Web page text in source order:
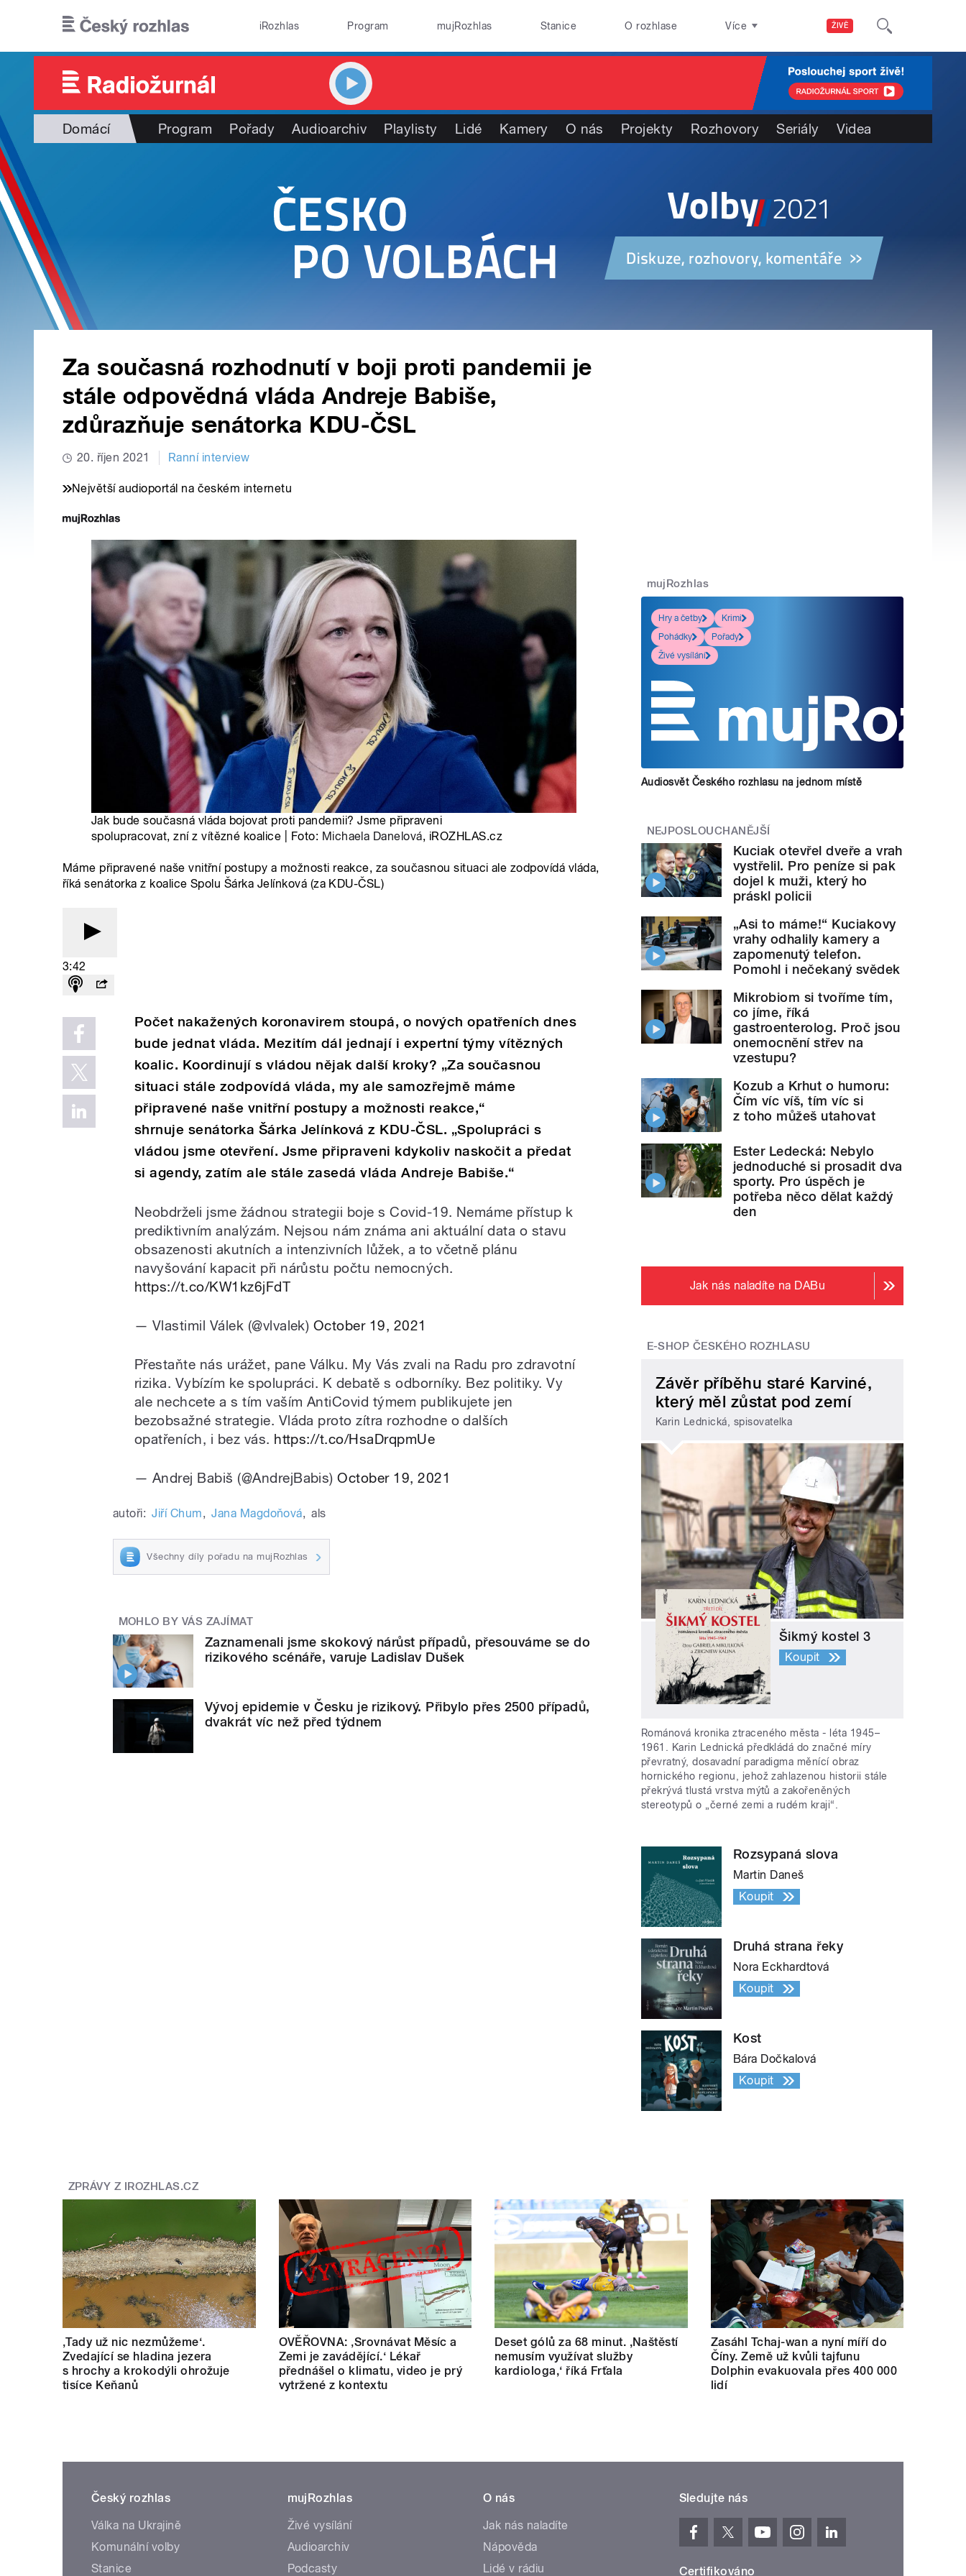
ŽIVĚ
iRozhlas Program mujRozhlas Stanice O rozhlase Více
Domácí Program Pořady Audioarchiv Playlisty Lidé Kamery O nás Projekty Rozhovory Seriály Videa
Za současná rozhodnutí v boji proti pandemii je
stále odpovědná vláda Andreje Babiše,
zdůrazňuje senátorka KDU-ČSL
20. říjen 2021 Ranní interview
Největší audioportál na českém internetu
Jak bude současná vláda bojovat proti pandemii? Jsme připraveni
spolupracovat, zní z vítězné koalice | Foto: Michaela Danelová, iROZHLAS.cz
Máme připravené naše vnitřní postupy a možnosti reakce, za současnou situaci ale zodpovídá vláda,
říká senátorka z koalice Spolu Šárka Jelínková (za KDU-ČSL)
3:42
Počet nakažených koronavirem stoupá, o nových opatřeních dnes
bude jednat vláda. Mezitím dál jednají i expertní týmy vítězných
koalic. Koordinují s vládou nějak další kroky? „Za současnou
situaci stále zodpovídá vláda, my ale samozřejmě máme
připravené naše vnitřní postupy a možnosti reakce,“
shrnuje senátorka Šárka Jelínková z KDU-ČSL. „Spolupráci s
vládou jsme otevření. Jsme připraveni kdykoliv naskočit a předat
si agendy, zatím ale stále zasedá vláda Andreje Babiše.“
Neobdrželi jsme žádnou strategii boje s Covid-19. Nemáme přístup k
prediktivním analýzám. Nejsou nám známa ani aktuální data o stavu
obsazenosti akutních a intenzivních lůžek, a to včetně plánu
navyšování kapacit při nárůstu počtu nemocných.
https://t.co/KW1kz6jFdT
— Vlastimil Válek (@vlvalek) October 19, 2021
Přestaňte nás urážet, pane Válku. My Vás zvali na Radu pro zdravotní
rizika. Vybízím ke spolupráci. K debatě s odborníky. Bez politiky. Vy
ale nechcete a s tím vaším AntiCovid týmem publikujete jen
bezobsažné strategie. Vláda proto zítra rozhodne o dalších
opatřeních, i bez vás. https://t.co/HsaDrqpmUe
— Andrej Babiš (@AndrejBabis)October 19, 2021
autoři: Jiří Chum, Jana Magdoňová, als
Všechny díly pořadu na mujRozhlas
MOHLO BY VÁS ZAJÍMAT
Zaznamenali jsme skokový nárůst případů, přesouváme se do
rizikového scénáře, varuje Ladislav Dušek
Vývoj epidemie v Česku je rizikový. Přibylo přes 2500 případů,
dvakrát víc než před týdnem
mujRozhlas
Hry a četby
Krimi
Pohádky
Pořady
Živé vysílání
Audiosvět Českého rozhlasu na jednom místě
NEJPOSLOUCHANĚJŠÍ
Kuciak otevřel dveře a vrah
vystřelil. Pro peníze si pak
dojel k muži, který ho
práskl policii
„Asi to máme!“ Kuciakovy
vrahy odhalily kamery a
zapomenutý telefon.
Pomohl i nečekaný svědek
Mikrobiom si tvoříme tím,
co jíme, říká
gastroenterolog. Proč jsou
onemocnění střev na
vzestupu?
Kozub a Krhut o humoru:
Čím víc víš, tím víc si
z toho můžeš utahovat
Ester Ledecká: Nebylo
jednoduché si prosadit dva
sporty. Pro úspěch je
potřeba něco dělat každý
den
Jak nás naladíte na DABu
E-SHOP ČESKÉHO ROZHLASU
Závěr příběhu staré Karviné,
který měl zůstat pod zemí
Karin Lednická, spisovatelka
Šikmý kostel 3
Koupit
Románová kronika ztraceného města - léta 1945–
1961. Karin Lednická předkládá do značné míry
převratný, dosavadní paradigma měnící obraz
hornického regionu, jehož zahlazenou historii stále
překrývá tlustá vrstva mýtů a zakořeněných
stereotypů o „černé zemi a rudém kraji“.
Rozsypaná slova
Martin Daneš
Koupit
Druhá strana řeky
Nora Eckhardtová
Koupit
Kost
Bára Dočkalová
Koupit
ZPRÁVY Z IROZHLAS.CZ
‚Tady už nic nezmůžeme‘.
Zvedající se hladina jezera
s hrochy a krokodýli ohrožuje
tisíce Keňanů
OVĚŘOVNA: ‚Srovnávat Měsíc a
Zemi je zavádějící.‘ Lékař
přednášel o klimatu, video je prý
vytržené z kontextu
Deset gólů za 68 minut. ,Naštěstí
nemusím využívat služby
kardiologa,‘ říká Frťala
Zasáhl Tchaj-wan a nyní míří do
Číny. Země už kvůli tajfunu
Dolphin evakuovala přes 400 000
lidí
Český rozhlas
Válka na Ukrajině
Komunální volby
Stanice
mujRozhlas
Živé vysílání
Audioarchiv
Podcasty
O nás
Jak nás naladíte
Nápověda
Lidé v rádiu
Sledujte nás
Certifikováno